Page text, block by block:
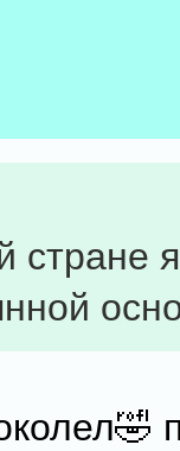
стране